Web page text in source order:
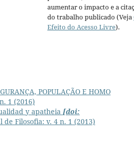
aumentar o impacto e a
do trabalho publicado (Veja
Efeito do Acesso Livre).
POPULAÇÃO E HOMO
1 (2016)
y apatheia [doi:
Filosofia: v. 4 n. 1 (2013)